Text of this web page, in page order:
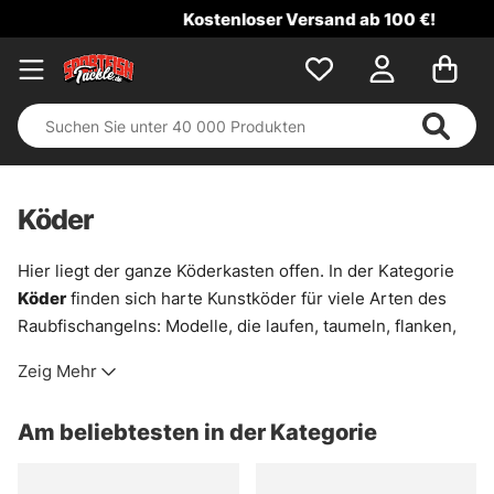
Kostenloser Versand ab 100 €!
Köder
Hier liegt der ganze Köderkasten offen. In der Kategorie
Köder finden sich harte Kunstköder für viele Arten des
Raubfischangelns: Modelle, die laufen, taumeln, flanken,
Genau das macht sie so brauchbar. Mal für träge Fische in
Schilfränder oder freies Wasser.
Zeig Mehr
Am beliebtesten in der Kategorie